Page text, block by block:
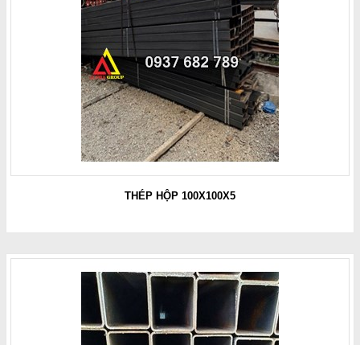
THÉP HỘP 100X100X5